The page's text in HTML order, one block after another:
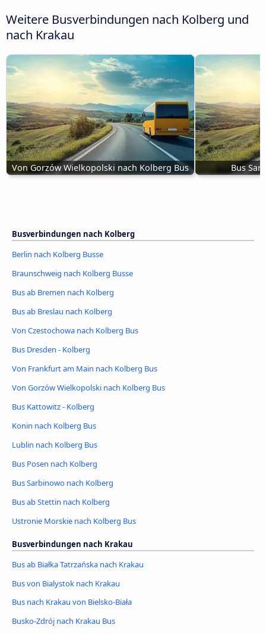
Weitere Busverbindungen nach Kolberg und
nach Krakau
Von Gorzów Wielkopolski nach Kolberg Bus Bus
Busverbindungen nach Kolberg
Berlin nach Kolberg Busse
Braunschweig nach Kolberg Busse
Bus ab Bremen nach Kolberg
Bus ab Breslau nach Kolberg
Von Czestochowa nach Kolberg Bus
Bus Dresden - Kolberg
Von Frankfurt am Main nach Kolberg Bus
Von Gorzów Wielkopolski nach Kolberg Bus
Bus Kattowitz - Kolberg
Konin nach Kolberg Bus
Lublin nach Kolberg Bus
Bus Posen nach Kolberg
Bus Sarbinowo nach Kolberg
Bus ab Stettin nach Kolberg
Ustronie Morskie nach Kolberg Bus
Busverbindungen nach Krakau
Bus ab Białka Tatrzańska nach Krakau
Bus von Bialystok nach Krakau
Bus nach Krakau von Bielsko-Biała
Busko-Zdrój nach Krakau Bus